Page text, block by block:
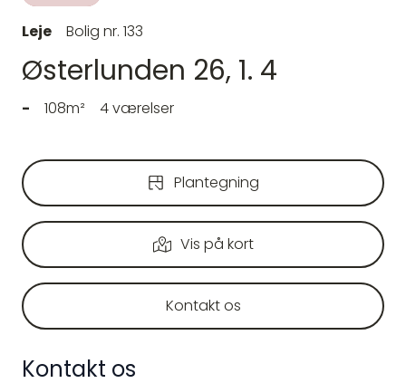
Leje Bolig nr. 133
Østerlunden 26, 1. 4
- 108m² 4 værelser
Plantegning
Vis på kort
Kontakt os
Kontakt os